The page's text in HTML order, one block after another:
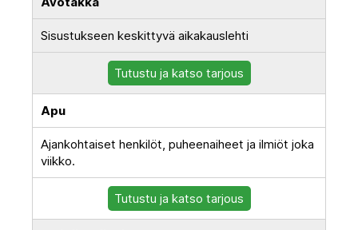
Sisustukseen keskittyvä aikakauslehti
Tutustu ja katso tarjous
Apu
Ajankohtaiset henkilöt, puheenaiheet ja ilmiöt joka
viikko.
Tutustu ja katso tarjous